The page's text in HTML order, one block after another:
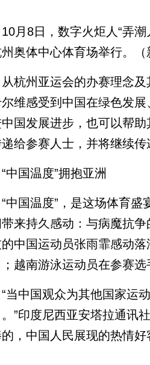
8日，数字火炬人“弄潮
奥体中心体育场举行。（
州亚运会的办赛理念及
维感受到中国在绿色发
国发展进步，也可以帮
给参赛人士，并将继续传
国温度”拥抱亚洲
国温度”，是这场体育盛
来持久感动：与病魔抗
中国运动员张雨霏感动
越南游泳运动员在参赛
中国观众为其他国家运动
”印度尼西亚安塔拉通讯
，中国人民展现的热情好